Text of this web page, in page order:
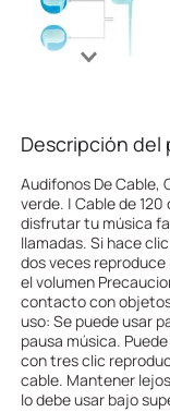
Descripción del
Audifonos De Cable,
verde. | Cable de
disfrutar tu música
llamadas. Si hace
dos veces
el volumen
contacto con objetos
uso: Se puede usar
pausa música.
con tres clic
cable. Mantener
lo debe usar bajo